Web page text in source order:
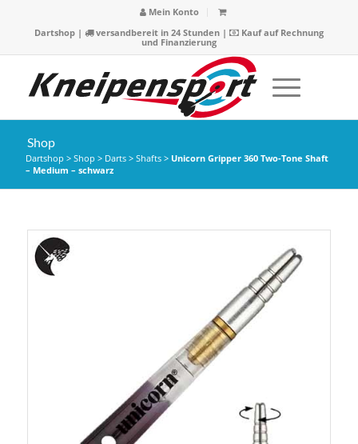
Mein Konto
Dartshop| versandbereit in 24 Stunden |
Kauf auf Rechnung
und Finanzierung
Shop
Dartshop > Shop > Darts> Shafts> Unicorn Gripper 360 Two-Tone Shaft
– Medium – schwarz